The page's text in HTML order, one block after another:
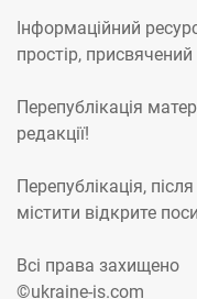
Інформаційний
простір,
Перепублікація
редакції!
Перепублікація,
містити відкрите
Всі права захищено
©ukraine-is.com